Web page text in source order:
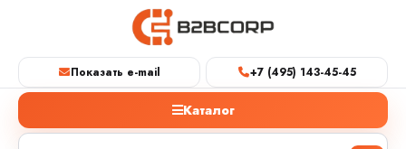
Показать e-mail +7 (495) 143-45-45
Каталог